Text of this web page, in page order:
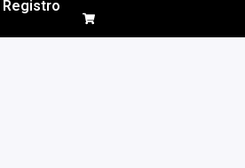
Registro